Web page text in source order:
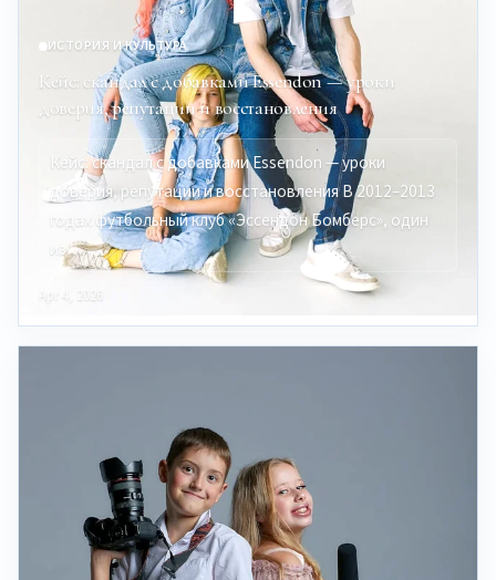
ИСТОРИЯ И КУЛЬТУРА
Кейс: скандал с добавками Essendon — уроки
доверия, репутации и восстановления
Кейс: скандал с добавками Essendon — уроки
доверия, репутации и восстановления В 2012–2013
годах футбольный клуб «Эссендон Бомберс», один
из…
Apr 4, 2026